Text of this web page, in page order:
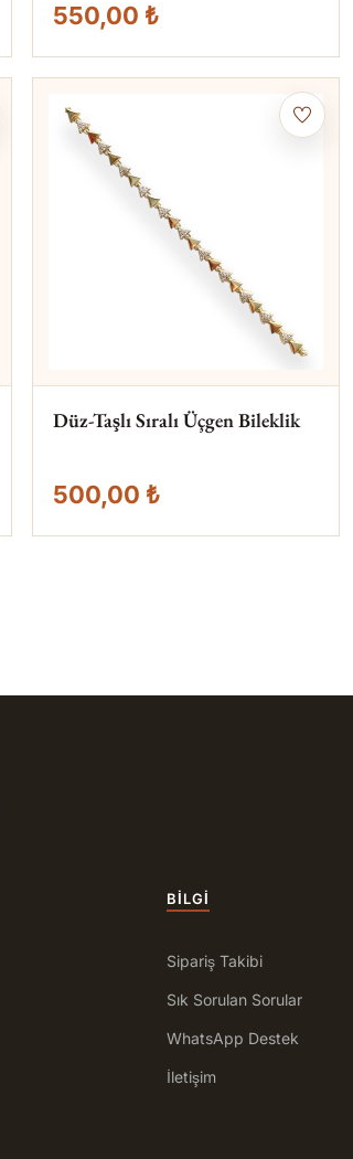
550,00 ₺
Düz-Taşlı Sıralı Üçgen Bileklik
500,00 ₺
BILGI
Sipariş Takibi
Sık Sorulan Sorular
WhatsApp Destek
İletişim